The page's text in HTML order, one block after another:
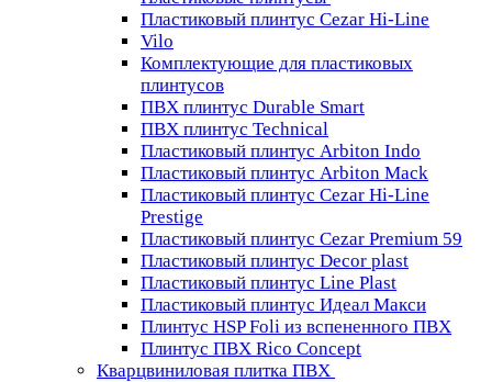
Пластиковый плинтус Cezar Hi-Line
Vilo
Комплектующие для пластиковых
плинтусов
ПВХ плинтус Durable Smart
ПВХ плинтус Technical
Пластиковый плинтус Arbiton Indo
Пластиковый плинтус Arbiton Mack
Пластиковый плинтус Cezar Hi-Line
Prestige
Пластиковый плинтус Cezar Premium 59
Пластиковый плинтус Decor plast
Пластиковый плинтус Line Plast
Пластиковый плинтус Идеал Макси
Плинтус HSP Foli из вспененного ПВХ
Плинтус ПВХ Rico Concept
Кварцвиниловая плитка ПВХ